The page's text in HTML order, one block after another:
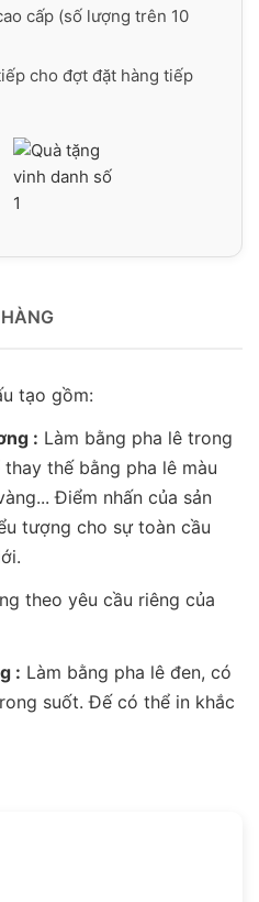
cấp (số lượng trên 10
cho đợt đặt hàng tiếp
tạo gồm:
: Làm bằng pha lê trong
thế bằng pha lê màu
Điểm nhấn của sản
tượng cho sự toàn cầu
theo yêu cầu riêng của
: Làm bằng pha lê đen, có
suốt. Đế có thể in khắc